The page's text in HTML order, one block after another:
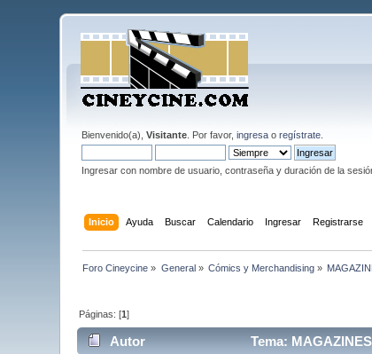
Bienvenido(a),Visitante . Por favor,ingresa oregístrate
Ingresar con nombre de usuario, contraseña y duración de la
Inicio Ayuda Buscar Calendario Ingresar Registrarse
Foro Cineycine » General» Cómics y Merchandising »
Páginas: [1]
Autor Tema: